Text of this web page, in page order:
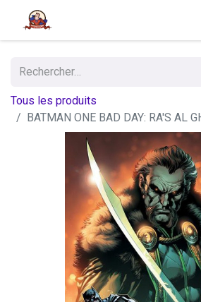
Tous les produits
BATMAN ONE BAD DAY: RA'S AL